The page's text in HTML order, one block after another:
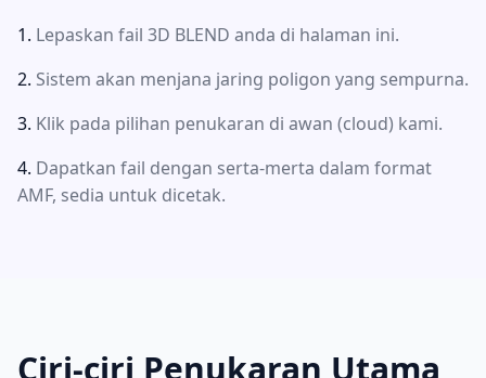
Lepaskan fail 3D BLEND anda di halaman ini.
Sistem akan menjana jaring poligon yang sempurna.
Klik pada pilihan penukaran di awan (cloud) kami.
Dapatkan fail dengan serta-merta dalam format
AMF, sedia untuk dicetak.
Ciri-ciri Penukaran Utama